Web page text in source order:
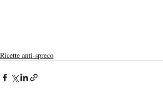
Ricette anti-spreco